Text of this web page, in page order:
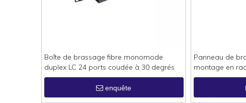
Boîte de brassage fibre monomode
duplex LC 24 ports coudée à 30 degrés
enquête
Panneau de
montage en